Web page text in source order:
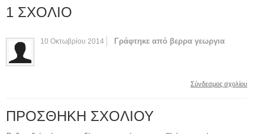
1 ΣΧΌΛΙΟ
10 Οκτωβρίου 2014 Γράφτηκε από βερρα γεωργια
Σύνδεσμος σχολίου
ΠΡΟΣΘΉΚΗ ΣΧΟΛΊΟΥ